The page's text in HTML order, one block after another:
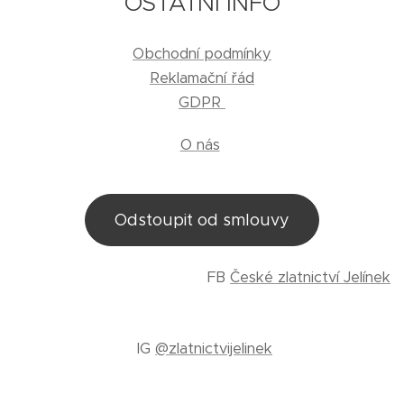
Obchodní podmínky
Reklamační řád
GDPR
O nás
Odstoupit od smlouvy
FB České zlatnictví Jelínek
IG @zlatnictvijelinek